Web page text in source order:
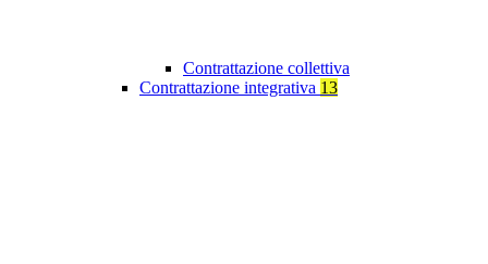
Contrattazione collettiva
Contrattazione integrativa 13